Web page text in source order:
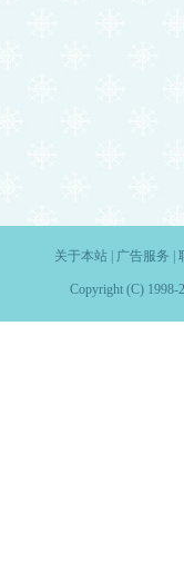
关于本站| 广告服务
Copyright (C) 1998-